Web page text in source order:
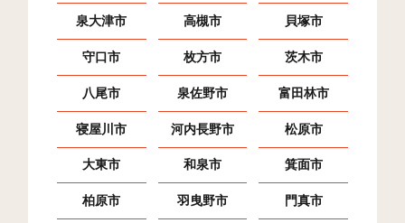
島泉(5) 26 416
島泉(6) 14 496
島泉(7) 15 487
島泉(8) 35 317
島泉(9) 51 299
恵我之荘(1) 26 277
泉大津市 高槻市 貝塚市
守口市 枚方市 茨木市
八尾市 泉佐野市 富田林市
寝屋川市 河内長野市 松原市
大東市 和泉市 箕面市
柏原市 羽曳野市 門真市